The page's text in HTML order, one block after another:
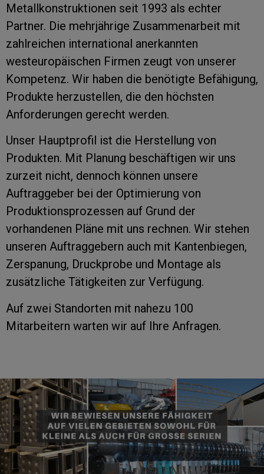
Metallkonstruktionen seit 1993 als echter
Partner. Die mehrjährige Zusammenarbeit mit
zahlreichen international anerkannten
westeuropäischen Firmen zeugt von unserer
Kompetenz. Wir haben die benötigte Befähigung,
Produkte herzustellen, die den höchsten
Anforderungen gerecht werden.
Unser Hauptprofil ist die Herstellung von
Produkten. Mit Planung beschäftigen wir uns
zurzeit nicht, dennoch können unsere
Auftraggeber bei der Optimierung von
Produktionsprozessen auf Grund der
vorhandenen Pläne mit uns rechnen. Wir stehen
unseren Auftraggebern auch mit Kantenbiegen,
Zerspanung, Druckprobe und Montage als
zusätzliche Tätigkeiten zur Verfügung.
Auf zwei Standorten mit nahezu 100
Mitarbeitern warten wir auf Ihre Anfragen.